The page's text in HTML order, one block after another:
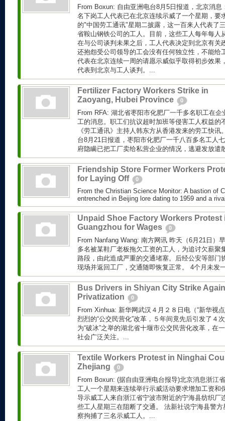
From Boxun: 自由亚洲电台8月5日报道，北京消
名下岗工人代表已在北京连续示威了一个星期，要
的"中国劳工通讯"星期二披露，这一百来人代表了
省鞍山钢铁公司的工人。目前，这些工人每年每人
在与公司谈判未果之后，工人代表决定到北京有关
还抱怨受公司领导的工会没有任何独立性，不能给
代表在北京连续一周的请愿示威似乎取得初步效果
代表到北京与工人谈判。...
Fertilizer Factory Workers Strike in
Zaoyang, Hubei Province
0
From RFA: 湖北省枣阳市化肥厂一千多名职工在
工的消息。职工们抗议超时加班等侵害工人权益的
《劳工通讯》主持人韩东方从香港发来的劳工快
台8月21日报道，枣阳市化肥厂一千八百多名工人
府隐瞒已把工厂卖给私营企业的情况，逃避发放遣
Friendship Store Former Workers
for Laying Off
0
From the Christian Science Monitor: A bastion of
entrenched in Beijing lore dating to 1959 and a
Unpaid Shoe Factory Workers Protest
Guangzhou for Wages
0
From Nanfang Wang: 南方网讯 昨天（6月21日）
多名被某鞋厂老板拖欠工资的工人，为追讨欠薪聚
路段，由此造成严重的交通堵塞。后经公安等部门
现场并返回工厂，交通随即恢复正常。 4个月未发
Bus Drivers in Shiyan City Strike
Privatization
0
From Xinhua: 新华网武汉４月２８日电（“新华视
烈烈的“公交民营化”改革，５年间竟先后引发了４
为“破冰”之举的湖北省十堰市公交民营化改革，在
社会广泛关注。...
Textile Workers Protest in Ninghai
Zhejiang
0
From Boxun: (据自由亚洲电台报导)北京消息浙江
工人一个星期来连续举行示威活动要求增加工资和
导示威工人来自浙江省宁波市附近的宁海县纺织厂
些工人星期三在阻断了交通。 法新社说宁海县警
察拘捕了三名示威工人。...